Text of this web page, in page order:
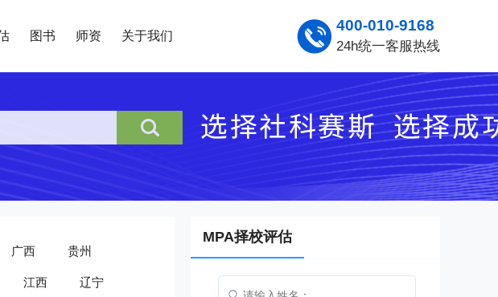
图书 师资 关于我们
400-010-9168
24h统一客服热线
广西 贵州
江西 辽宁
MPA择校评估